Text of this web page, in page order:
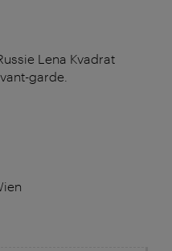
Lena Kvadrat
garde.